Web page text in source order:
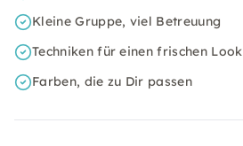
Kleine Gruppe, viel Betreuung
Techniken für einen frischen Look
Farben, die zu Dir passen